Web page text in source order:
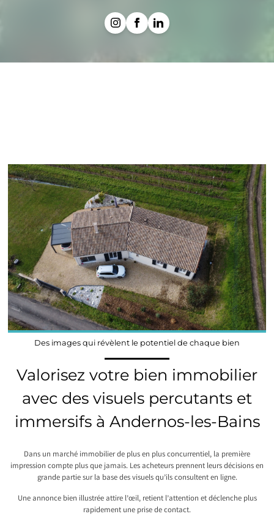
Des images qui révèlent le potentiel de chaque bien
Valorisez votre bien immobilier
avec des visuels percutants et
immersifs à Andernos-les-Bains
Dans un marché immobilier de plus en plus concurrentiel, la première
impression compte plus que jamais. Les acheteurs prennent leurs décisions en
grande partie sur la base des visuels qu’ils consultent en ligne.
Une annonce bien illustrée attire l’œil, retient l’attention et déclenche plus
rapidement une prise de contact.